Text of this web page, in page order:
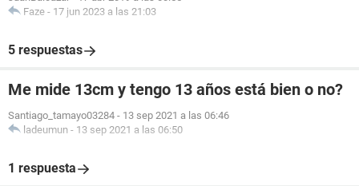
Faze - 17 jun 2023 a las 21:03
5 respuestas
Me mide 13cm y tengo 13 años está bien o no?
Santiago_tamayo03284 - 13 sep 2021 a las 06:46
ladeumun - 13 sep 2021 a las 06:50
1 respuesta